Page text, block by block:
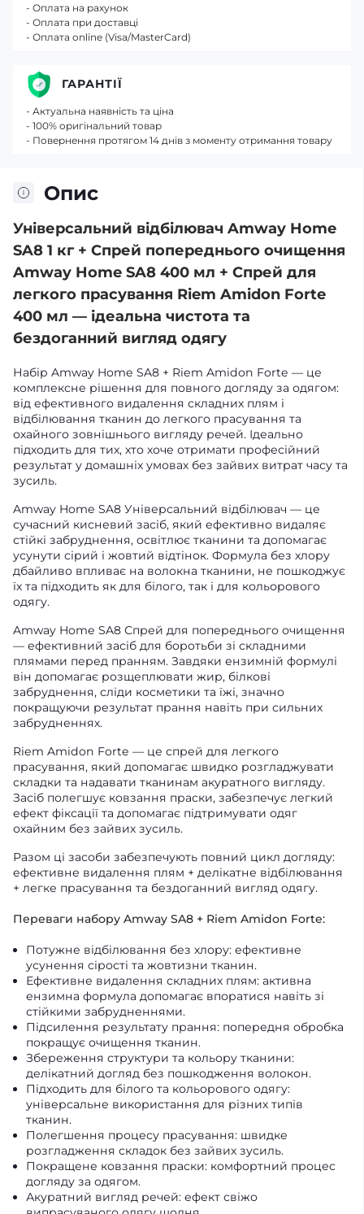
Опис
Універсальний відбілювач Amway Home
SA8 1 кг + Спрей попереднього очищення
Amway Home SA8 400 мл + Спрей для
легкого прасування Riem Amidon Forte
400 мл — ідеальна чистота та
бездоганний вигляд одягу
Набір Amway Home SA8 + Riem Amidon Forte — це
комплексне рішення для повного догляду за одягом:
від ефективного видалення складних плям і
відбілювання тканин до легкого прасування та
охайного зовнішнього вигляду речей. Ідеально
підходить для тих, хто хоче отримати професійний
результат у домашніх умовах без зайвих витрат часу та
зусиль.
Amway Home SA8 Універсальний відбілювач — це
сучасний кисневий засіб, який ефективно видаляє
стійкі забруднення, освітлює тканини та допомагає
усунути сірий і жовтий відтінок. Формула без хлору
дбайливо впливає на волокна тканини, не пошкоджує
їх та підходить як для білого, так і для кольорового
одягу.
Amway Home SA8 Спрей для попереднього очищення
— ефективний засіб для боротьби зі складними
плямами перед пранням. Завдяки ензимній формулі
він допомагає розщеплювати жир, білкові
забруднення, сліди косметики та їжі, значно
покращуючи результат прання навіть при сильних
забрудненнях.
Riem Amidon Forte — це спрей для легкого
прасування, який допомагає швидко розгладжувати
складки та надавати тканинам акуратного вигляду.
Засіб полегшує ковзання праски, забезпечує легкий
ефект фіксації та допомагає підтримувати одяг
охайним без зайвих зусиль.
Разом ці засоби забезпечують повний цикл догляду:
ефективне видалення плям + делікатне відбілювання
+ легке прасування та бездоганний вигляд одягу.
Переваги набору Amway SA8 + Riem Amidon Forte:
Потужне відбілювання без хлору: ефективне
усунення сірості та жовтизни тканин.
Ефективне видалення складних плям: активна
ензимна формула допомагає впоратися навіть зі
стійкими забрудненнями.
Підсилення результату прання: попередня обробка
покращує очищення тканин.
Збереження структури та кольору тканини:
делікатний догляд без пошкодження волокон.
Підходить для білого та кольорового одягу:
універсальне використання для різних типів
тканин.
Полегшення процесу прасування: швидке
розгладження складок без зайвих зусиль.
Покращене ковзання праски: комфортний процес
догляду за одягом.
Акуратний вигляд речей: ефект свіжо
- Оплата на рахунок
- Оплата при доставці
- Оплата online (Visa/MasterCard)
ГАРАНТІЇ
- Актуальна наявність та ціна
- 100% оригінальний товар
- Повернення протягом 14 днів з моменту отримання товару